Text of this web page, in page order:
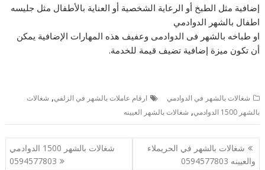
إضافية مثل الطبخ أو الرعاية الشخصية أو العناية بالأطفال مثل جليسه
اطفال بالشهر الدوادمي
او طباخه بالشهر فى الدوادمى وعفيف هذه المهارات الإضافية يمكن
أن تكون ميزة إضافية تضيف قيمة للخدمة.
شغالات بالشهر في الدوادمي ارقام عاملات بالشهر في الزلفي, شغالات
بالشهر 1500 الدوادمي
, شغالات بالشهر العيينه
تصفّح
المقالات
شغالات بالشهر في الحريملاء
والعيينه 0594577803
شغالات بالشهر 1500 الدوادمي
0594577803